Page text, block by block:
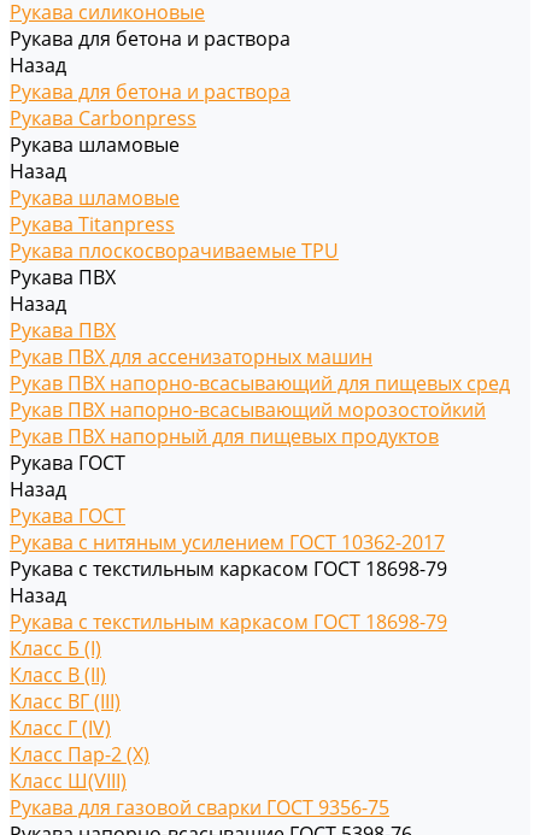
Рукава силиконовые
Рукава для бетона и раствора
Назад
Рукава для бетона и раствора
Рукава Carbonpress
Рукава шламовые
Назад
Рукава шламовые
Рукава Titanpress
Рукава плоскосворачиваемые TPU
Рукава ПВХ
Назад
Рукава ПВХ
Рукав ПВХ для ассенизаторных машин
Рукав ПВХ напорно-всасывающий для пищевых сред
Рукав ПВХ напорно-всасывающий морозостойкий
Рукав ПВХ напорный для пищевых продуктов
Рукава ГОСТ
Назад
Рукава ГОСТ
Рукава с нитяным усилением ГОСТ 10362-2017
Рукава с текстильным каркасом ГОСТ 18698-79
Назад
Рукава с текстильным каркасом ГОСТ 18698-79
Класс Б (I)
Класс В (II)
Класс ВГ (III)
Класс Г (IV)
Класс Пар-2 (X)
Класс Ш(VIII)
Рукава для газовой сварки ГОСТ 9356-75